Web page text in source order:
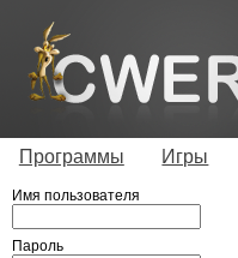
Программы Игры
Имя пользователя
Пароль